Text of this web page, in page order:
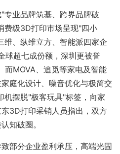
专业品牌筑基、跨界品牌破
费级3D打印市场呈现"四小
维、纵维立方、智能派四家企
球超七成份额，深圳更被誉
而MOVA、追觅等家电及智能
庭化设计、噪音优化与极简交
机摆脱"极客玩具"标签，向家
3D打印采销人员指出，双方
知破圈。
部分企业盈利承压，高端光固